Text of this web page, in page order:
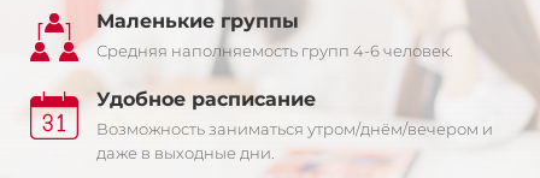
Маленькие группы
Средняя наполняемость групп 4-6 человек.
Удобное расписание
Возможность заниматься утром/днём/вечером и
даже в выходные дни.